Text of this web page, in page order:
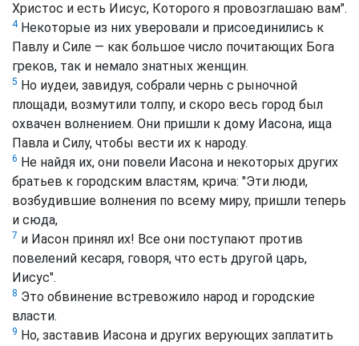
Христос и есть Иисус, Которого я провозглашаю вам".
4Некоторые из них уверовали и присоединились к
Павлу и Силе — как большое число почитающих Бога
греков, так и немало знатных женщин.
5 Но иудеи, завидуя, собрали чернь с рыночной
площади, возмутили толпу, и скоро весь город был
охвачен волнением. Они пришли к дому Иасона, ища
Павла и Силу, чтобы вести их к народу.
6 Не найдя их, они повели Иасона и некоторых других
братьев к городским властям, крича: "Эти люди,
возбудившие волнения по всему миру, пришли теперь
и сюда,
7 и Иасон принял их! Все они поступают против
повелений кесаря, говоря, что есть другой царь,
Иисус".
8 Это обвинение встревожило народ и городские
власти.
9 Но, заставив Иасона и других верующих заплатить